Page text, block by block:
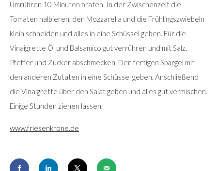
Umrühren 10 Minuten braten. In der Zwischenzeit die
Tomaten halbieren, den Mozzarella und die Frühlingszwiebeln
klein schneiden und alles in eine Schüssel geben. Für die
Vinaigrette Öl und Balsamico gut verrühren und mit Salz,
Pfeffer und Zucker abschmecken. Den fertigen Spargel mit
den anderen Zutaten in eine Schüssel geben. Anschließend
die Vinaigrette über den Salat geben und alles gut vermischen.
Einige Stunden ziehen lassen.
www.friesenkrone.de